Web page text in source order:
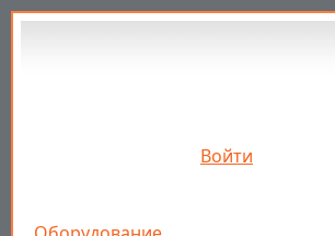
Перейти к основному содержанию
Войти